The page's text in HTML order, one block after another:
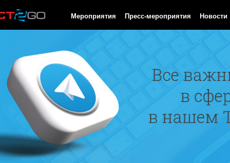
Мероприятия Пресс-мероприятия Новости